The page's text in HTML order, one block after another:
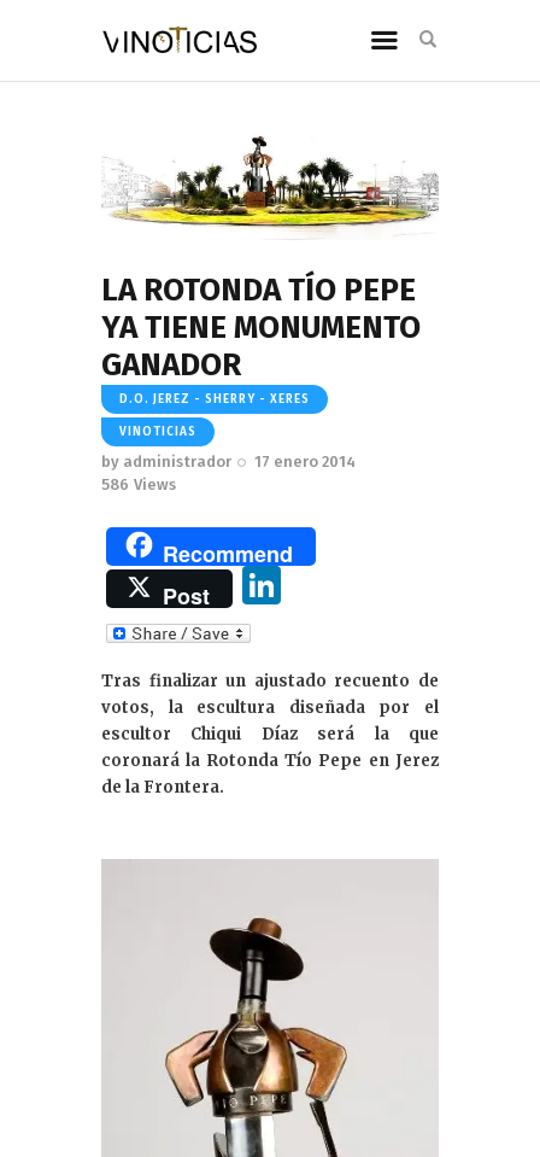
LA ROTONDA TÍO PEPE
YA TIENE MONUMENTO
GANADOR
D.O. JEREZ - SHERRY - XERES
VINOTICIAS
by administrador
17 enero 2014
586 Views
Recommend
Post
k
e
dI
n
Tras finalizar un ajustado recuento de
votos, la escultura diseñada por el
escultor Chiqui Díaz será la que
coronará la Rotonda Tío Pepe en Jerez
de la Frontera.